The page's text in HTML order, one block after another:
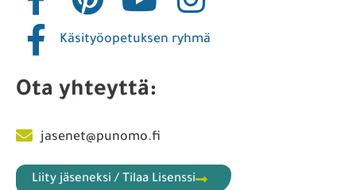
Käsityöopetuksen ryhmä
Ota yhteyttä:
jasenet@punomo.fi
Liity jäseneksi / Tilaa Lisenssi